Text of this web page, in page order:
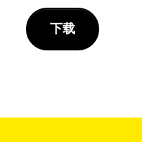
下载